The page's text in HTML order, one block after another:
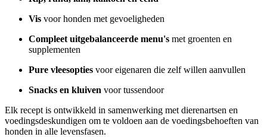
Vis voor honden met gevoeligheden
Compleet uitgebalanceerde menu's met groenten en
supplementen
Pure vleesopties voor eigenaren die zelf willen aanvullen
Snacks en kluiven voor tussendoor
Elk recept is ontwikkeld in samenwerking met dierenartsen en
voedingsdeskundigen om te voldoen aan de voedingsbehoeften van
honden in alle levensfasen.